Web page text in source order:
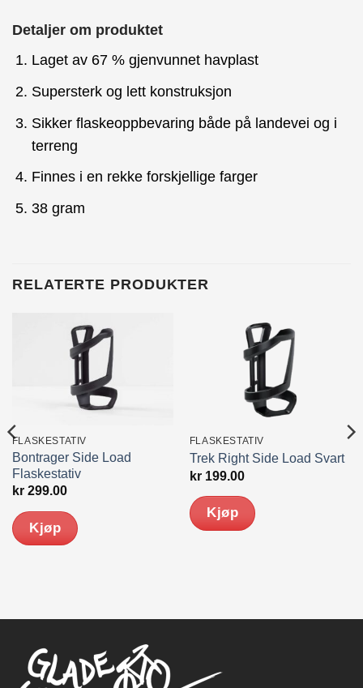
Detaljer om produktet
Laget av 67 % gjenvunnet havplast
Supersterk og lett konstruksjon
Sikker flaskeoppbevaring både på landevei og i
terreng
Finnes i en rekke forskjellige farger
38 gram
RELATERTE PRODUKTER
FLASKESTATIV
Bontrager Side Load
Flaskestativ
kr299.00
Kjøp
FLASKESTATIV
Trek Right Side Load Svart
kr199.00
Kjøp